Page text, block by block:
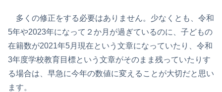
多くの修正をする必要はありません。少なくとも、令和
5年や2023年になって２か月が過ぎているのに、子どもの
在籍数が2021年5月現在という文章になっていたり、令和
3年度学校教育目標という文章がそのまま残っていたりす
る場合は、早急に今年の数値に変えることが大切だと思い
ます。